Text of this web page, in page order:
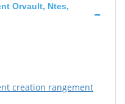
Orvault, Ntes,
creation rangement